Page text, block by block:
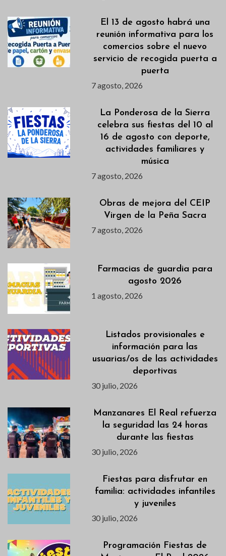
El 13 de agosto habrá una
reunión informativa para los
comercios sobre el nuevo
servicio de recogida puerta a
puerta
7 agosto, 2026
La Ponderosa de la Sierra
celebra sus fiestas del 10 al
16 de agosto con deporte,
actividades familiares y
música
7 agosto, 2026
Obras de mejora del CEIP
Virgen de la Peña Sacra
7 agosto, 2026
Farmacias de guardia para
agosto 2026
1 agosto, 2026
Listados provisionales e
información para las
usuarias/os de las actividades
deportivas
30 julio, 2026
Manzanares El Real refuerza
la seguridad las 24 horas
durante las fiestas
30 julio, 2026
Fiestas para disfrutar en
familia: actividades infantiles
y juveniles
30 julio, 2026
Programación Fiestas de